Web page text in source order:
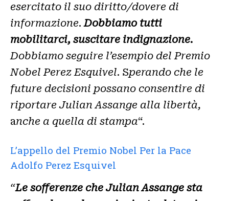
esercitato il suo diritto/dovere di
informazione.Dobbiamo tutti
mobilitarci, suscitare indignazione.
Dobbiamo seguire l’esempio del Premio
Nobel Perez Esquivel. Sperando che le
future decisioni possano consentire di
riportare Julian Assange alla libertà,
anche a quella di stampa“.
L’appello del Premio Nobel Per la Pace
Adolfo Perez Esquivel
“Le sofferenze che Julian Assange sta